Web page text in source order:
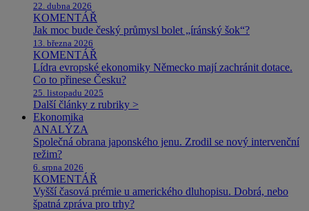
22. dubna 2026
KOMENTÁŘ
Jak moc bude český průmysl bolet „íránský šok“?
13. března 2026
KOMENTÁŘ
Lídra evropské ekonomiky Německo mají zachránit dotace.
Co to přinese Česku?
25. listopadu 2025
Další články z rubriky >
Ekonomika
ANALÝZA
Společná obrana japonského jenu. Zrodil se nový intervenční
režim?
6. srpna 2026
KOMENTÁŘ
Vyšší časová prémie u amerického dluhopisu. Dobrá, nebo
špatná zpráva pro trhy?